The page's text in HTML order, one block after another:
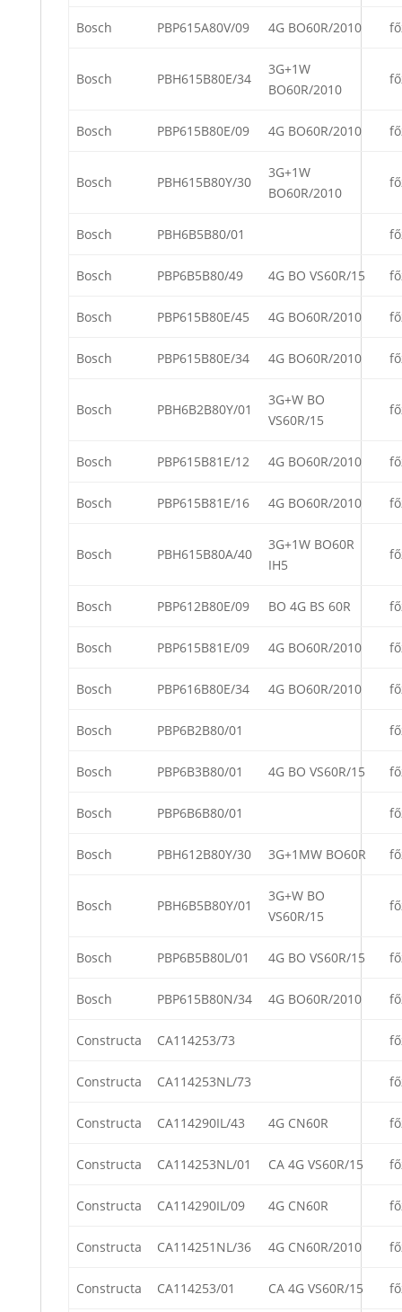
Bosch PBP615A80V/09 4G BO60R/2010
Bosch PBH615B80E/34
3G+1W
BO60R/2010
Bosch PBP615B80E/09 4G BO60R/2010
Bosch PBH615B80Y/30
3G+1W
BO60R/2010
Bosch PBH6B5B80/01
Bosch PBP6B5B80/49 4G BO VS60R/15
Bosch PBP615B80E/45 4G BO60R/2010
Bosch PBP615B80E/34 4G BO60R/2010
Bosch PBH6B2B80Y/01
3G+W BO
VS60R/15
Bosch PBP615B81E/12 4G BO60R/2010
Bosch PBP615B81E/16 4G BO60R/2010
Bosch PBH615B80A/40
3G+1W BO60R
IH5
Bosch PBP612B80E/09 BO 4G BS 60R
Bosch PBP615B81E/09 4G BO60R/2010
Bosch PBP616B80E/34 4G BO60R/2010
Bosch PBP6B2B80/01
Bosch PBP6B3B80/01 4G BO VS60R/15
Bosch PBP6B6B80/01
Bosch PBH612B80Y/30 3G+1MW BO60R
Bosch PBH6B5B80Y/01
3G+W BO
VS60R/15
Bosch PBP6B5B80L/01 4G BO VS60R/15
Bosch PBP615B80N/34 4G BO60R/2010
Constructa CA114253/73
Constructa CA114253NL/73
Constructa CA114290IL/43 4G CN60R
Constructa CA114253NL/01 CA 4G VS60R/15
Constructa CA114290IL/09 4G CN60R
Constructa CA114251NL/36 4G CN60R/2010
Constructa CA114253/01 CA 4G VS60R/15